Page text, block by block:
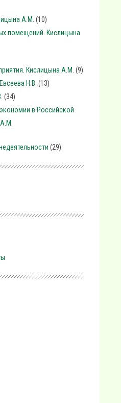
А.М. (10)
помещений. Кислицына
Кислицына А.М. (9)
Н.В. (13)
(34)
в Российской
(29)